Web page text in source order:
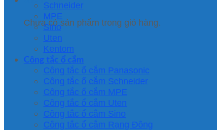
Chưa có sản phẩm trong giỏ hàng.
Schneider
MPE
Sino
Uten
Kentom
Công tắc ổ cắm
Công tắc ổ cắm Panasonic
Công tắc ổ cắm Schneider
Công tắc ổ cắm MPE
Công tắc ổ cắm Uten
Công tắc ổ cắm Sino
Công tắc ổ cắm Rạng Đông